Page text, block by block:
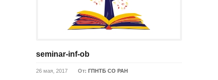
seminar-inf-ob
26 мая, 2017 От: ГПНТБ СО РАН